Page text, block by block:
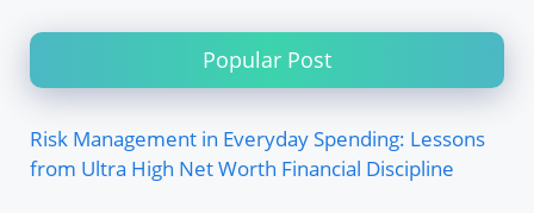
Popular Post
Risk Management in Everyday Spending: Lessons
from Ultra High Net Worth Financial Discipline